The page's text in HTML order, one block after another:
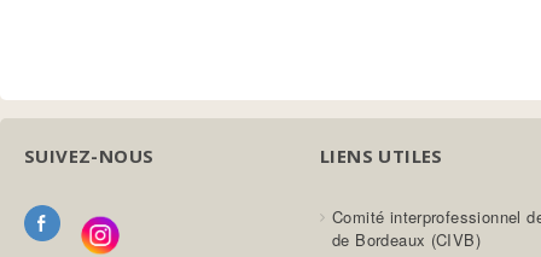
SUIVEZ-NOUS LIENS UTILES
Comité interprofessionnel
de Bordeaux (CIVB)